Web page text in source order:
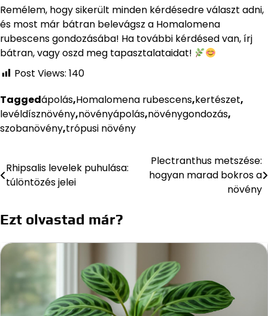
Remélem, hogy sikerült minden kérdésedre választ adni,
és most már bátran belevágsz a Homalomena
rubescens gondozásába! Ha további kérdésed van, írj
bátran, vagy oszd meg tapasztalataidat!
Post Views: 140
Taggedápolás,Homalomena rubescens,kertészet,
levéldísznövény,növényápolás,növénygondozás,
szobanövény,trópusi növény
Bejegyzés
navigáció
Rhipsalis levelek puhulása:
túlöntözés jelei
Plectranthus metszése:
hogyan marad bokros a
növény
Ezt olvastad már?